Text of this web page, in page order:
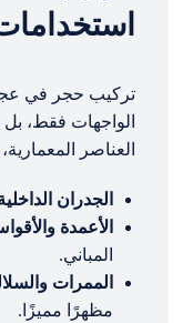
تركيب حجر في
الواجهات فقط،
العناصر
الجدران
الأعمدة
المباني.
الممرات
مظهرًا مميزًا.